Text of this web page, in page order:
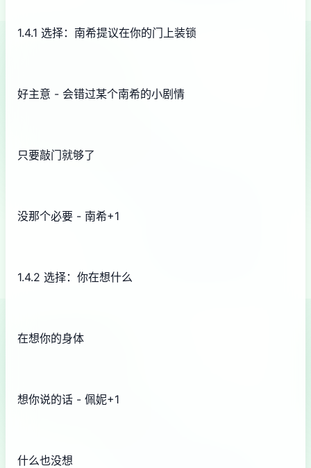
1.4.1 选择：南希提议在你的门上装锁
好主意 - 会错过某个南希的小剧情
只要敲门就够了
没那个必要 - 南希+1
1.4.2 选择：你在想什么
在想你的身体
想你说的话 - 佩妮+1
什么也没想